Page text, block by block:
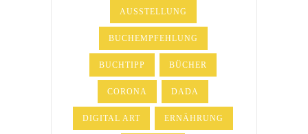
AUSSTELLUNG
BUCHEMPFEHLUNG
BUCHTIPP BÜCHER
CORONA DADA
DIGITAL ART ERNÄHRUNG